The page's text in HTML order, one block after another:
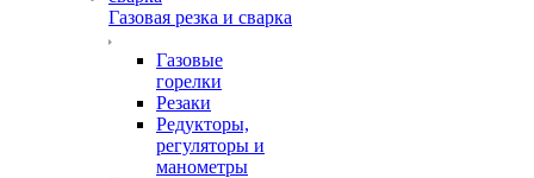
Газовая резка и сварка
Газовые
горелки
Резаки
Редукторы,
регуляторы и
манометры